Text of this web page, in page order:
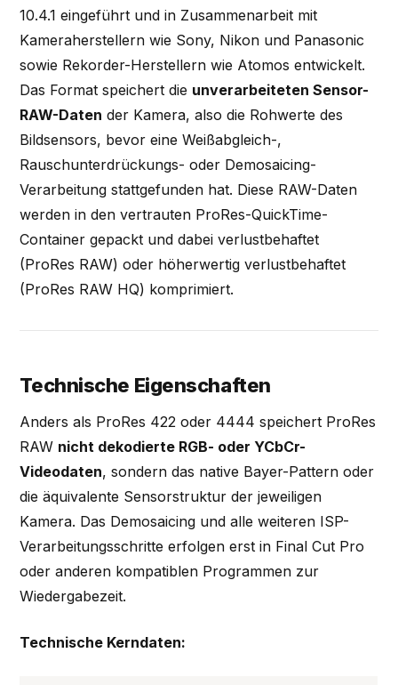
10.4.1 eingeführt und in Zusammenarbeit mit
Kameraherstellern wie Sony, Nikon und Panasonic
sowie Rekorder-Herstellern wie Atomos entwickelt.
Das Format speichert die unverarbeiteten Sensor-
RAW-Daten der Kamera, also die Rohwerte des
Bildsensors, bevor eine Weißabgleich-,
Rauschunterdrückungs- oder Demosaicing-
Verarbeitung stattgefunden hat. Diese RAW-Daten
werden in den vertrauten ProRes-QuickTime-
Container gepackt und dabei verlustbehaftet
(ProRes RAW) oder höherwertig verlustbehaftet
(ProRes RAW HQ) komprimiert.
Technische Eigenschaften
Anders als ProRes 422 oder 4444 speichert ProRes
RAW nicht dekodierte RGB- oder YCbCr-
Videodaten, sondern das native Bayer-Pattern oder
die äquivalente Sensorstruktur der jeweiligen
Kamera. Das Demosaicing und alle weiteren ISP-
Verarbeitungsschritte erfolgen erst in Final Cut Pro
oder anderen kompatiblen Programmen zur
Wiedergabezeit.
Technische Kerndaten: